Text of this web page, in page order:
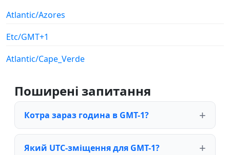
Atlantic/Azores
Etc/GMT+1
Atlantic/Cape_Verde
Поширені запитання
Котра зараз година в GMT-1?
Який UTC-зміщення для GMT-1?